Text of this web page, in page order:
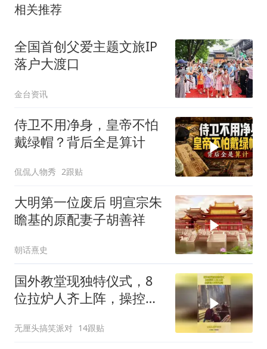
相关推荐
全国首创父爱主题文旅IP
落户大渡口
金台资讯
侍卫不用净身，皇帝不怕
戴绿帽？背后全是算计
侃侃人物秀 2跟贴
大明第一位废后 明宣宗朱
瞻基的原配妻子胡善祥
朝话熹史
国外教堂现独特仪式，8
位拉炉人齐上阵，操控巨
无厘头搞笑派对 14跟贴